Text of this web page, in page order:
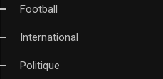
Football
International
Politique